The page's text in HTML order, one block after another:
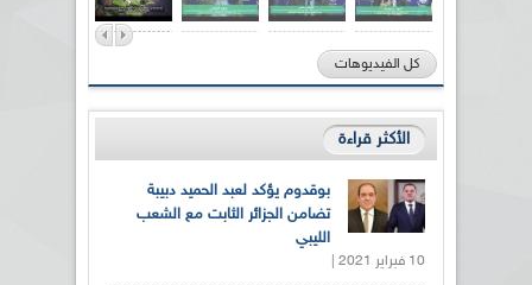
كل الفيديوهات
الأكثر قراءة
بوقدوم يؤكد لعبد الحميد دبيبة
تضامن الجزائر الثابت مع الشعب
الليبي
10 فبراير 2021 |